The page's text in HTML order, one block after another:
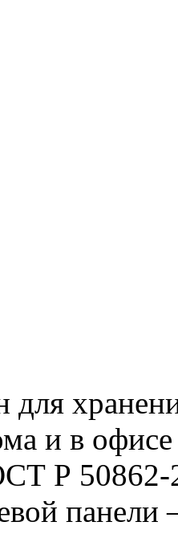
для
и в
Р 50862-